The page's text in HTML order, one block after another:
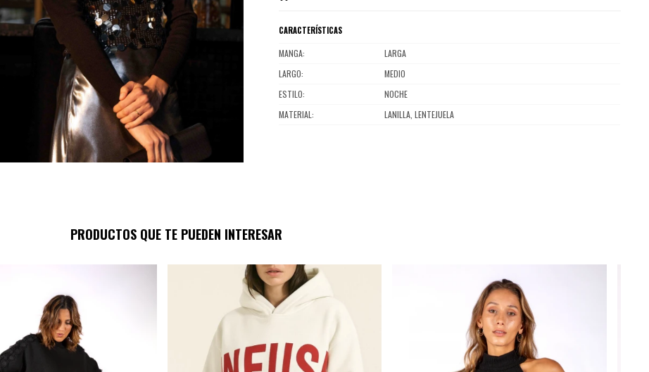
CARACTERÍSTICAS
MANGA
LARGA
LARGO
MEDIO
ESTILO
NOCHE
MATERIAL
LANILLA, LENTEJUELA
PRODUCTOS QUE TE PUEDEN INTERESAR